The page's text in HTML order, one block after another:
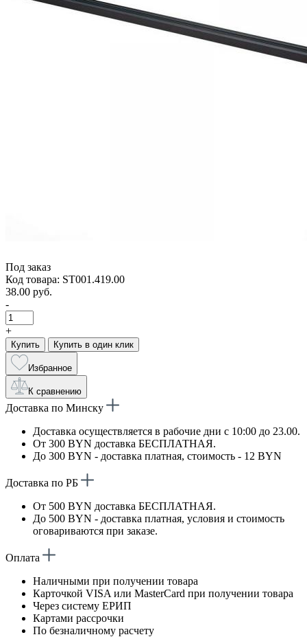
Под заказ
Код товара: ST001.419.00
38.00 руб.
-
+
Купить Купить в один клик
Избранное
К сравнению
Доставка по Минску
Доставка осуществляется в рабочие дни с 10:00 до 23.00.
От 300 BYN доставка БЕСПЛАТНАЯ.
До 300 BYN - доставка платная, стоимость - 12 BYN
Доставка по РБ
От 500 BYN доставка БЕСПЛАТНАЯ.
До 500 BYN - доставка платная, условия и стоимость
оговариваются при заказе.
Оплата
Наличными при получении товара
Карточкой VISA или MasterCard при получении товара
Через систему ЕРИП
Картами рассрочки
По безналичному расчету